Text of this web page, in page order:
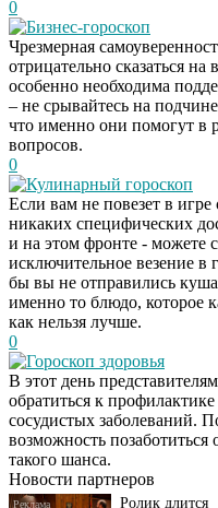
0
Бизнес-гороскоп
Чрезмерная
отрицательно сказаться
особенно необходима
– не срывайтесь на
что именно они помогут
вопросов.
0
Кулинарный гороскоп
Если вам не повезет в
никаких специфических
и на этом фронте - можете
исключительное везение в
бы вы не отправились
именно то блюдо, которое
как нельзя лучше.
0
Гороскоп здоровья
В этот день
обратиться к
сосудистых заболеваний.
возможность позаботиться
такого шанса.
Новости партнеров
Скрытая
пляже Крыма:
люди
их не видят...
Ролик длится